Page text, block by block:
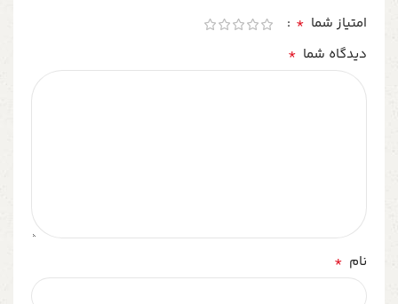
امتیاز شما *
دیدگاه شما *
نام *